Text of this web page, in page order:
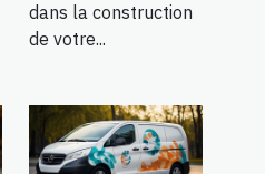
dans la construction
de votre...